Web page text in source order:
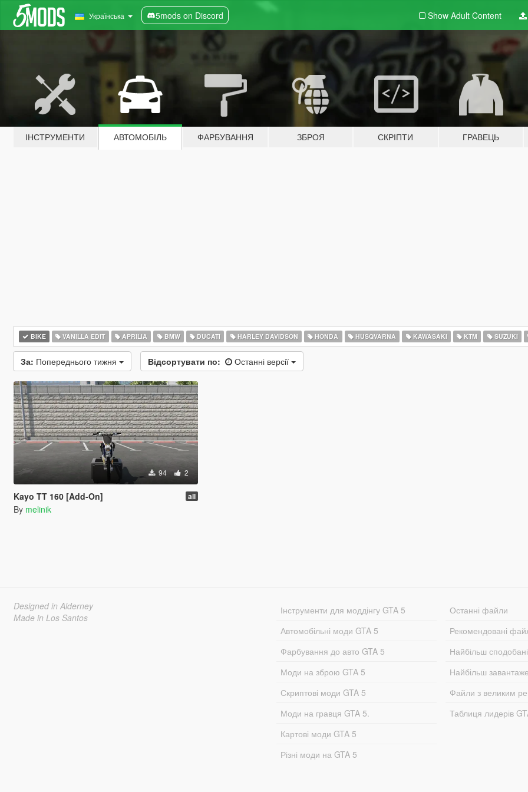
Українська 5mods on Discord Show Adult Content
ІНСТРУМЕНТИ АВТОМОБІЛЬ ФАРБУВАННЯ ЗБРОЯ СКРІПТИ ГРАВЕЦЬ
BIKE VANILLA EDIT APRILIA BMW DUCATI HARLEY DAVIDSON HONDA HUSQVARNA KAWASAKI KTM SUZUKI
За: Попереднього тижня Відсортувати по: Останні версії
94 2
Kayo TT 160 [Add-On] all
By melinik
Designed in Alderney
Made in Los Santos
Інструменти для моддінгу GTA 5
Автомобільні моди GTA 5
Фарбування до авто GTA 5
Моди на зброю GTA 5
Скриптові моди GTA 5
Моди на гравця GTA 5.
Картові моди GTA 5
Різні моди на GTA 5
Останні файли
Рекомендовані
Найбільш
Найбільш
Файли з великим
Таблиця лидерів